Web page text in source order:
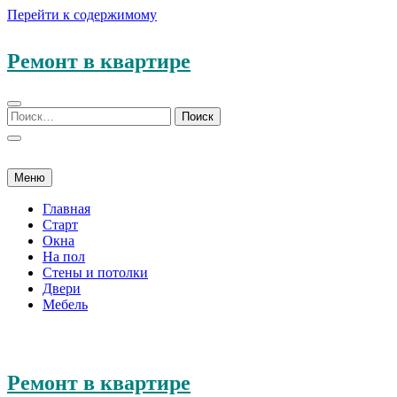
Перейти к содержимому
Ремонт в квартире
Меню
Главная
Старт
Окна
На пол
Стены и потолки
Двери
Мебель
Ремонт в квартире